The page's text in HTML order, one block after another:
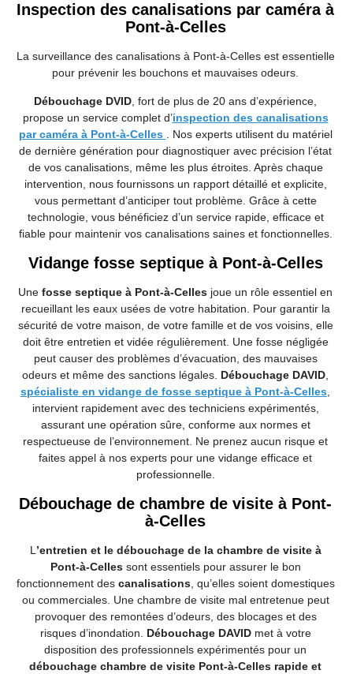
Inspection des canalisations par caméra à
Pont-à-Celles
La surveillance des canalisations à Pont-à-Celles est essentielle
pour prévenir les bouchons et mauvaises odeurs.
Débouchage DVID , fort de plus de 20 ans d’expérience,
propose un service complet d’inspection des canalisations
par caméra à Pont-à-Celles
. Nos experts utilisent du matériel
de dernière génération pour diagnostiquer avec précision l’état
de vos canalisations, même les plus étroites. Après chaque
intervention, nous fournissons un rapport détaillé et explicite,
vous permettant d’anticiper tout problème. Grâce à cette
technologie, vous bénéficiez d’un service rapide, efficace et
fiable pour maintenir vos canalisations saines et fonctionnelles.
Vidange fosse septique à Pont-à-Celles
Une fosse septique à Pont-à-Celles joue un rôle essentiel en
recueillant les eaux usées de votre habitation. Pour garantir la
sécurité de votre maison, de votre famille et de vos voisins, elle
doit être entretien et vidée régulièrement. Une fosse négligée
peut causer des problèmes d’évacuation, des mauvaises
odeurs et même des sanctions légales. Débouchage DAVID
spécialiste en vidange de fosse septique à Pont-à-Celles
intervient rapidement avec des techniciens expérimentés,
assurant une opération sûre, conforme aux normes et
respectueuse de l’environnement. Ne prenez aucun risque et
faites appel à nos experts pour une vidange efficace et
professionnelle.
Débouchage de chambre de visite à Pont-
à-Celles
L ’entretien et le débouchage de la chambre de visite à
Pont-à-Celles sont essentiels pour assurer le bon
fonctionnement des canalisations, qu’elles soient domestiques
ou commerciales. Une chambre de visite mal entretenue peut
provoquer des remontées d’odeurs, des blocages et des
risques d’inondation.
Débouchage DAVIDmet à votre
disposition des professionnels expérimentés pour un
débouchage chambre de visite Pont-à-Celles rapide et